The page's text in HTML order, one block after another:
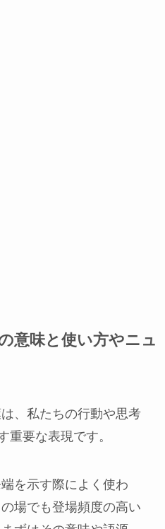
意味と使い方やニュ
、私たちの行動や思考
重要な表現です。
を示す際によく使わ
場でも登場頻度の高い